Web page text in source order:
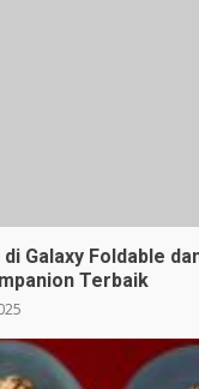
Galaxy Foldable
Terbaik